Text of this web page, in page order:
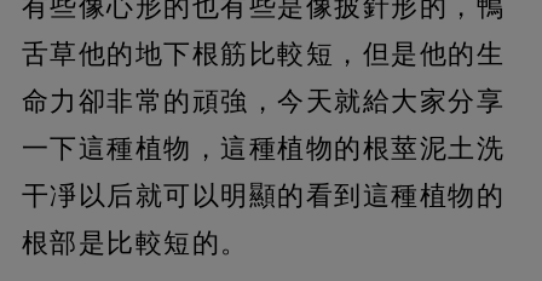
有些像心形的也有些是像披針形的，鴨
舌草他的地下根筋比較短，但是他的生
命力卻非常的頑強，今天就給大家分享
一下這種植物，這種植物的根莖泥土洗
干凈以后就可以明顯的看到這種植物的
根部是比較短的。